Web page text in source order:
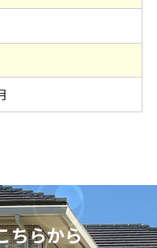
ちらから